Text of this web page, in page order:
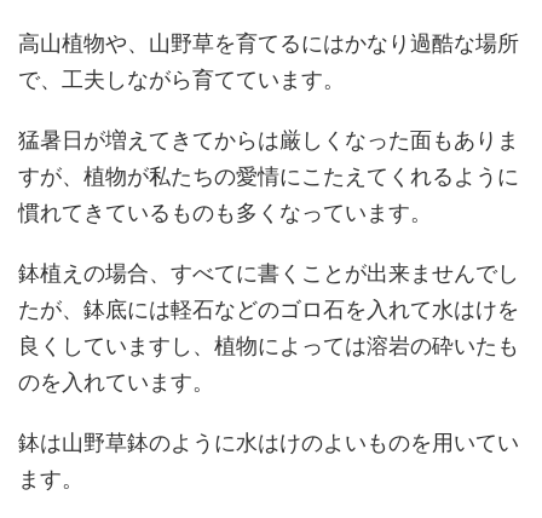
高山植物や、山野草を育てるにはかなり過酷な場所
で、工夫しながら育てています。
猛暑日が増えてきてからは厳しくなった面もありま
すが、植物が私たちの愛情にこたえてくれるように
慣れてきているものも多くなっています。
鉢植えの場合、すべてに書くことが出来ませんでし
たが、鉢底には軽石などのゴロ石を入れて水はけを
良くしていますし、植物によっては溶岩の砕いたも
のを入れています。
鉢は山野草鉢のように水はけのよいものを用いてい
ます。